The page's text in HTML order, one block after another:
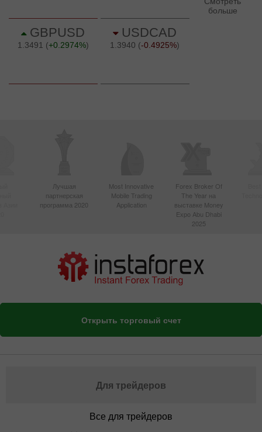
Лучшая
партнерская
программа 2020
Most Innovative
Mobile Trading
Application
Forex Broker Of
The Year на
выставке Money
Expo Abu Dhabi
2025
Открыть торговый счет
Для трейдеров
Все для трейдеров